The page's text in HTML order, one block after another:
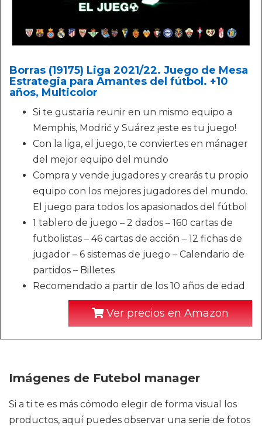
Borras (19175) Liga 2021/22. Juego de Mesa
Estrategia para Amantes del fútbol. +10
años, Multicolor
Si te gustaría reunir en un mismo equipo a
Memphis, Modrić y Suárez ¡este es tu juego!
Con la liga, el juego, te conviertes en mánager
del mejor equipo del mundo
Compra y vende jugadores y crearás tu propio
equipo con los mejores jugadores del mundo.
El juego para todos los apasionados del fútbol
1 tablero de juego – 2 dados – 160 cartas de
futbolistas – 46 cartas de acción – 12 fichas de
jugador – 6 sistemas de juego – Calendario de
partidos – Billetes
Recomendado a partir de los 10 años de edad
Ver precios en Amazon
Imágenes de Futebol manager
Si a ti te es más cómodo elegir de forma visual los
productos, aquí puedes observar una serie de fotos